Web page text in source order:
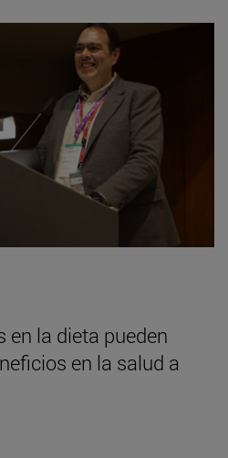
en la dieta pueden
en la salud a